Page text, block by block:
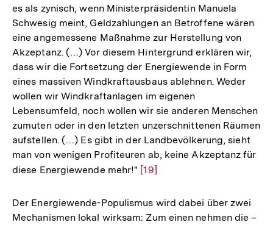
es als zynisch, wenn Ministerpräsidentin Manuela
Schwesig meint, Geldzahlungen an Betroffene wären
eine angemessene Maßnahme zur Herstellung von
Akzeptanz. (…) Vor diesem Hintergrund erklären wir,
dass wir die Fortsetzung der Energiewende in Form
eines massiven Windkraftausbaus ablehnen. Weder
wollen wir Windkraftanlagen im eigenen
Lebensumfeld, noch wollen wir sie anderen Menschen
zumuten oder in den letzten unzerschnittenen Räumen
aufstellen. (…) Es gibt in der Landbevölkerung, sieht
man von wenigen Profiteuren ab, keine Akzeptanz für
diese Energiewende mehr!" Zur
der
Fußnote
[19]
Der Energiewende-Populismus wird dabei über zwei
Mechanismen lokal wirksam: Zum einen nehmen die –